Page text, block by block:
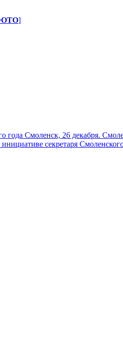
]
года Смоленск, 26 декабря.
секретаря